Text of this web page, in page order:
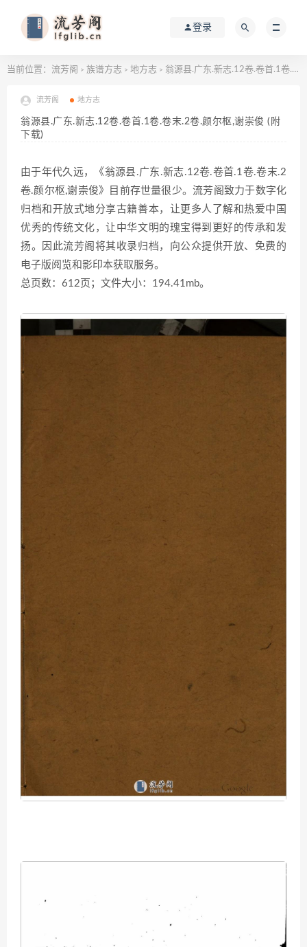
登录
当前位置： 流芳阁 > 族谱方志 > 地方志 > 翁源县.广东.新志.12卷.卷首.1卷.卷末.2卷.颜尔枢,谢崇俊 (附下载)
流芳阁 地方志
翁源县.广东.新志.12卷.卷首.1卷.卷末.2卷.颜尔枢,谢崇俊 (附
下载)
由于年代久远，《翁源县.广东.新志.12卷.卷首.1卷.卷末.2
卷.颜尔枢,谢崇俊》目前存世量很少。流芳阁致力于数字化
归档和开放式地分享古籍善本，让更多人了解和热爱中国
优秀的传统文化，让中华文明的瑰宝得到更好的传承和发
扬。因此流芳阁将其收录归档，向公众提供开放、免费的
电子版阅览和影印本获取服务。
总页数：612页；文件大小：194.41mb。